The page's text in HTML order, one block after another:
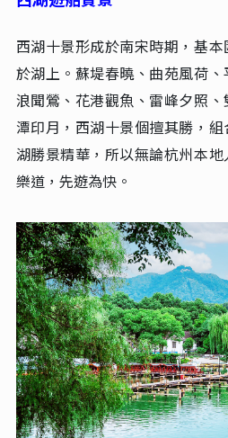
綠野仙蹤～青山湖水上森林
青山湖水上森林公園以湖泊與
聞名。園內林木參天，成片杉
水陸相間的天然畫卷，被譽為“